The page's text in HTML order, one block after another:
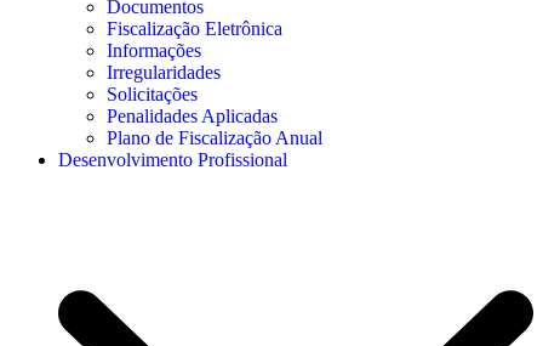
Documentos
Fiscalização Eletrônica
Informações
Irregularidades
Solicitações
Penalidades Aplicadas
Plano de Fiscalização Anual
Desenvolvimento Profissional